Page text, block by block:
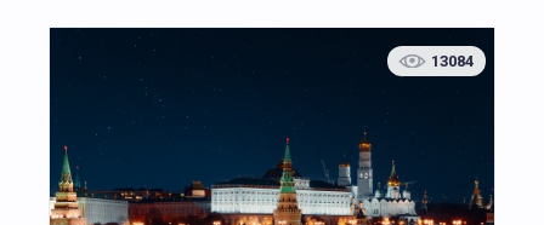
Особое внимание уделено современным
проектам и инициативам, продолжающим
традиции благотворительности. В
интерактивных зонах можно увидеть, как
сегодня реализуются социальные программы,
поддерживаются образовательные и
медицинские учреждения, создаются
культурные центры и фонды.
13084